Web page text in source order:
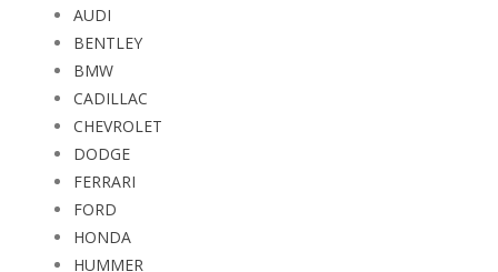
AUDI
BENTLEY
BMW
CADILLAC
CHEVROLET
DODGE
FERRARI
FORD
HONDA
HUMMER